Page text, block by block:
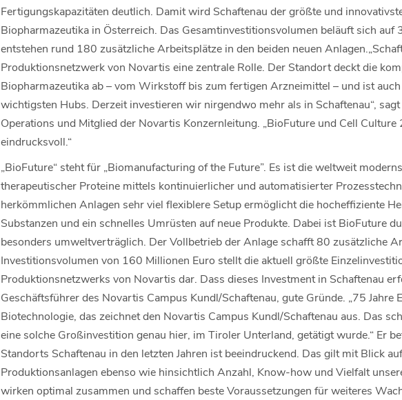
Fertigungskapazitäten deutlich. Damit wird Schaftenau der größte und
Biopharmazeutika in Österreich. Das Gesamtinvestitionsvolumen beläuft sich auf
entstehen rund 180 zusätzliche Arbeitsplätze in den beiden neuen
Produktionsnetzwerk von Novartis eine zentrale Rolle. Der Standort deckt die
Biopharmazeutika ab – vom Wirkstoff bis zum fertigen Arzneimittel – und ist
wichtigsten Hubs. Derzeit investieren wir nirgendwo mehr als in Schaftenau“,
Operations und Mitglied der Novartis Konzernleitung. „BioFuture und Cell
eindrucksvoll.“
„BioFuture“ steht für „Biomanufacturing of the Future”. Es ist die weltweit
therapeutischer Proteine mittels kontinuierlicher und automatisierter
herkömmlichen Anlagen sehr viel flexiblere Setup ermöglicht die hocheffiziente
Substanzen und ein schnelles Umrüsten auf neue Produkte. Dabei ist BioFuture
besonders umweltverträglich. Der Vollbetrieb der Anlage schafft 80 zusätzliche
Investitionsvolumen von 160 Millionen Euro stellt die aktuell größte
Produktionsnetzwerks von Novartis dar. Dass dieses Investment in Schaftenau
Geschäftsführer des Novartis Campus Kundl/Schaftenau, gute Gründe. „75 Jahre
Biotechnologie, das zeichnet den Novartis Campus Kundl/Schaftenau aus. Das
eine solche Großinvestition genau hier, im Tiroler Unterland, getätigt wurde.“ Er
Standorts Schaftenau in den letzten Jahren ist beeindruckend. Das gilt mit Blick
Produktionsanlagen ebenso wie hinsichtlich Anzahl, Know-how und Vielfalt
wirken optimal zusammen und schaffen beste Voraussetzungen für weiteres